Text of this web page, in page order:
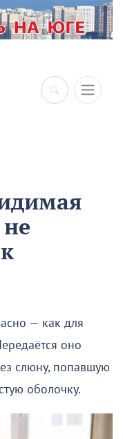
×
— как для
оно
слюну, попавшую
оболочку.